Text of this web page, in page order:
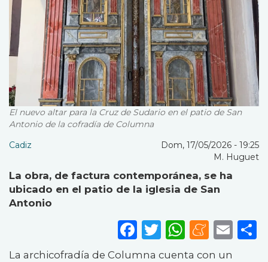
El nuevo altar para la Cruz de Sudario en el patio de San
Antonio de la cofradía de Columna
Cadiz
Dom, 17/05/2026 - 19:25
M. Huguet
La obra, de factura contemporánea, se ha
ubicado en el patio de la iglesia de San
Antonio
Facebook
Twitter
La archicofradía de Columna cuenta con un